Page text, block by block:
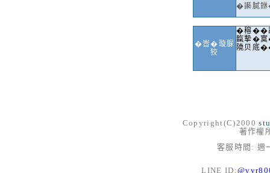
�讛膩
�峕�璇脲
狡
�穃��
靝摯�寞
隢贝底
Copyright(C)2000
著作權
客服時間: 週
LINE ID: